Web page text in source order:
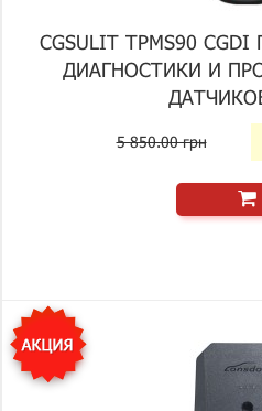
CGSULIT TPMS90
ДИАГНОСТИКИ И
5 850.00 грн